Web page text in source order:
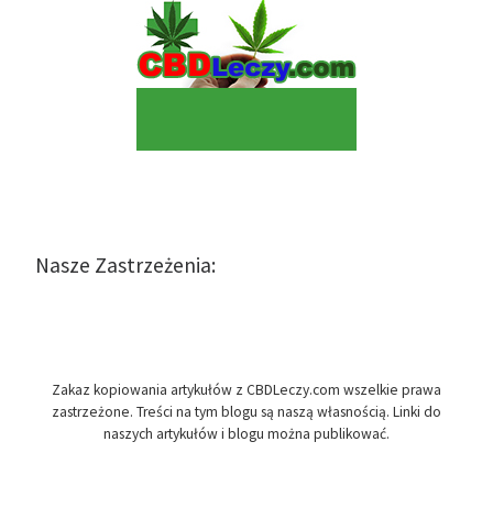
Nasze Zastrzeżenia:
Zakaz kopiowania artykułów z CBDLeczy.com wszelkie prawa
zastrzeżone. Treści na tym blogu są naszą własnością. Linki do
naszych artykułów i blogu można publikować.